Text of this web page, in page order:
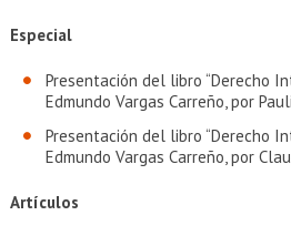
Especial
Presentación del libro “Derecho
Edmundo Vargas Carreño, por
Presentación del libro “Derecho
Edmundo Vargas Carreño, por
Artículos